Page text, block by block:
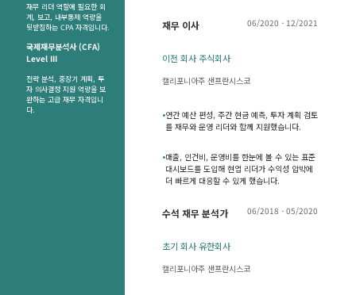
재무 리더 역할에 필요한 회
계, 보고, 내부통제 역량을
뒷받침하는 CPA 자격입니다.
국제재무분석사 (CFA)
Level III
전략 분석, 중장기 계획, 투
자 의사결정 지원 역량을 보
완하는 고급 재무 자격입니
다.
재무 이사 06/2020 - 12/2021
이전 회사 주식회사
캘리포니아주 샌프란시스코
•연간 예산 편성, 주간 현금 예측, 투자 계획 검토
를 재무와 운영 리더와 함께 지원했습니다.
•매출, 인건비, 운영비를 한눈에 볼 수 있는 표준
대시보드를 도입해 현업 리더가 수익성 압박에
더 빠르게 대응할 수 있게 했습니다.
수석 재무 분석가 06/2018 - 05/2020
초기 회사 유한회사
캘리포니아주 샌프란시스코